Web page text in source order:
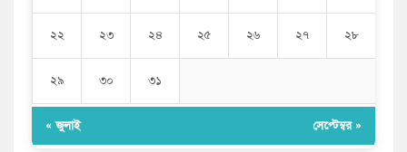
২২ ২৩ ২৪ ২৫ ২৬ ২৭ ২৮
২৯ ৩০ ৩১
« জুলাই সেপ্টেম্বর »